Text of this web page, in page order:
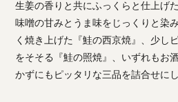
生姜の香りと共にふっくらと仕上げ
味噌の甘みとうま味をじっくりと染
く焼き上げた『鮭の西京焼』、少し
をそそる『鮭の照焼』、いずれもお
かずにもピッタリな三品を詰合せにし